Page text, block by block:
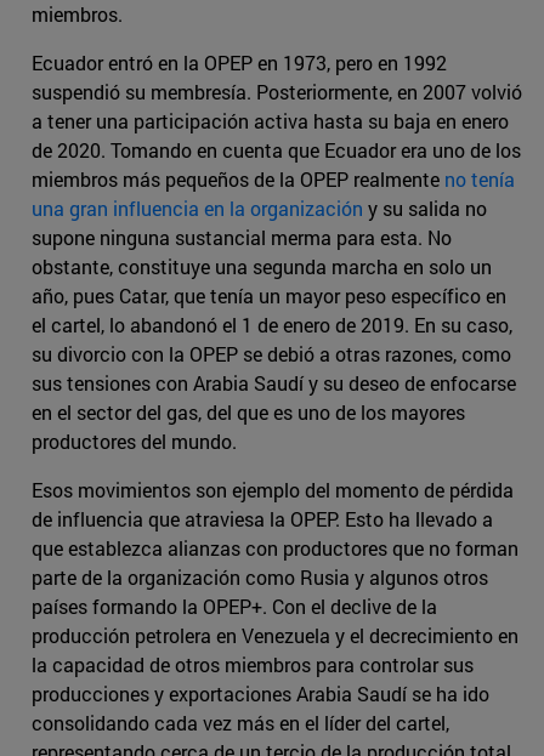
miembros.
Ecuador entró en la OPEP en 1973, pero en 1992
suspendió su membresía. Posteriormente, en 2007 volvió
a tener una participación activa hasta su baja en enero
de 2020. Tomando en cuenta que Ecuador era uno de los
miembros más pequeños de la OPEP realmente no tenía
una gran influencia en la organización y su salida no
supone ninguna sustancial merma para esta. No
obstante, constituye una segunda marcha en solo un
año, pues Catar, que tenía un mayor peso específico en
el cartel, lo abandonó el 1 de enero de 2019. En su caso,
su divorcio con la OPEP se debió a otras razones, como
sus tensiones con Arabia Saudí y su deseo de enfocarse
en el sector del gas, del que es uno de los mayores
productores del mundo.
Esos movimientos son ejemplo del momento de pérdida
de influencia que atraviesa la OPEP. Esto ha llevado a
que establezca alianzas con productores que no forman
parte de la organización como Rusia y algunos otros
países formando la OPEP+. Con el declive de la
producción petrolera en Venezuela y el decrecimiento en
la capacidad de otros miembros para controlar sus
producciones y exportaciones Arabia Saudí se ha ido
consolidando cada vez más en el líder del cartel,